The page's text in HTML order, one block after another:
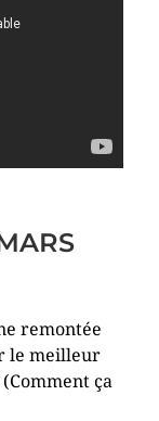
remontée
le meilleur
ça